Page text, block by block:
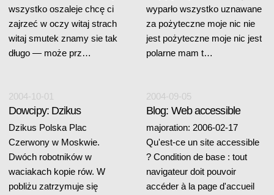
wszystko oszaleje chcę ci
zajrzeć w oczy witaj strach
witaj smutek znamy sie tak
długo — może prz…
wyparło wszystko uznawane
za pożyteczne moje nic nie
jest pożyteczne moje nic jest
polarne mam t…
2004-10-01
Dowcipy: Dzikus
Dzikus Polska Plac
Czerwony w Moskwie.
Dwóch robotników w
waciakach kopie rów. W
pobliżu zatrzymuje się
2004-09-05
Blog: Web accessible
majoration: 2006-02-17
Qu'est-ce un site accessible
? Condition de base : tout
navigateur doit pouvoir
accéder à la page d'accueil